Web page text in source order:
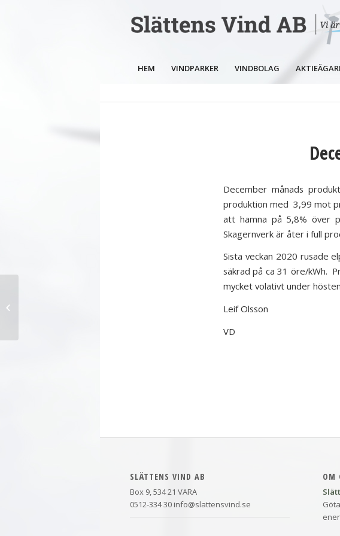
HEM VINDPARKER VINDBOLAG
December månads
produktion med 3,99 mot
att hamna på 5,8% över
Skagernverk är åter i full
Sista veckan 2020 rusade
säkrad på ca 31 öre/kWh.
mycket volativt under
Leif Olsson
VD
SLÄTTENS VIND AB
Box 9, 534 21 VARA
0512-334 30 info@slattensvind.se
OM